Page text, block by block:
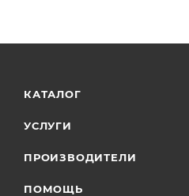
КАТАЛОГ
УСЛУГИ
ПРОИЗВОДИТЕЛИ
ПОМОЩЬ